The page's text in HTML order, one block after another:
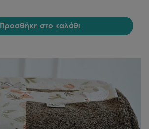
Προσθήκη στο καλάθι